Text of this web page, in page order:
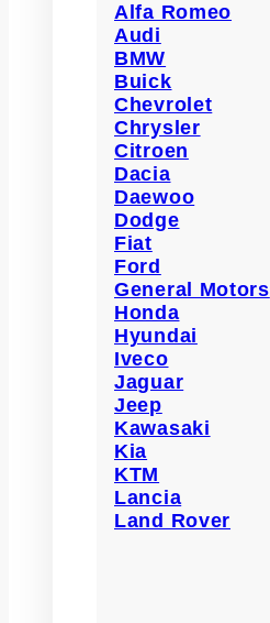
Alfa Romeo
Audi
BMW
Buick
Chevrolet
Chrysler
Citroen
Dacia
Daewoo
Dodge
Fiat
Ford
General Motors
Honda
Hyundai
Iveco
Jaguar
Jeep
Kawasaki
Kia
KTM
Lancia
Land Rover